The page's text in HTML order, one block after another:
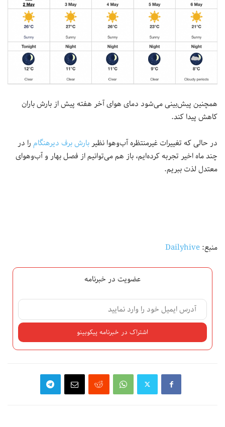
همچنین پیش‌بینی می‌شود دمای هوای آخر هفته پیش از بارش باران
کاهش پیدا کند.
در حالی که تغییرات غیرمنتظره‌ آب‌وهوا نظیربارش برف دیرهنگامرا در
چند ماه اخیر تجربه کرده‌ایم، باز هم ‌می‌توانیم از فصل بهار و آب‌وهوای
معتدل لذت ببریم.
منبع:Dailyhive
عضویت در خبرنامه